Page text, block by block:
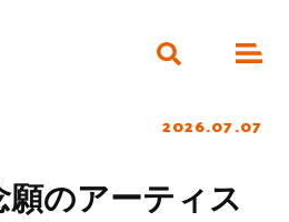
2026.07.07
願のアーティス